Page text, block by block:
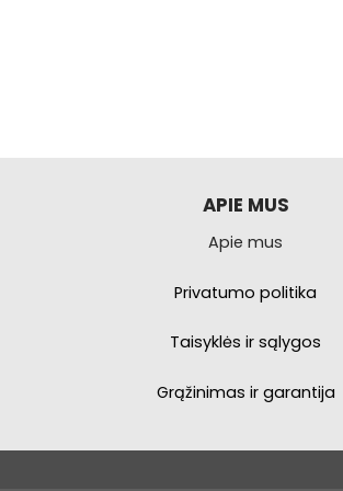
APIE MUS
Apie mus
Privatumo politika
Taisyklės ir sąlygos
Grąžinimas ir garantija